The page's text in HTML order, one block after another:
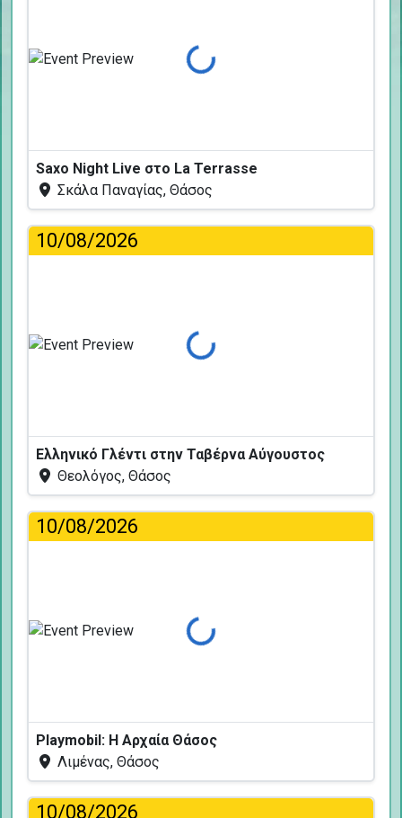
Φόρτωση...
Saxo Night Live στο La Terrasse
Σκάλα Παναγίας, Θάσος
10/08/2026
Φόρτωση...
Ελληνικό Γλέντι στην Ταβέρνα Αύγουστος
Θεολόγος, Θάσος
10/08/2026
Φόρτωση...
Playmobil: Η Αρχαία Θάσος
Λιμένας, Θάσος
10/08/2026